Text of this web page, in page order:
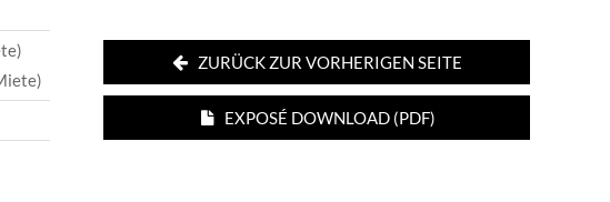
ZURÜCK ZUR VORHERIGEN SEITE
EXPOSÉ DOWNLOAD (PDF)